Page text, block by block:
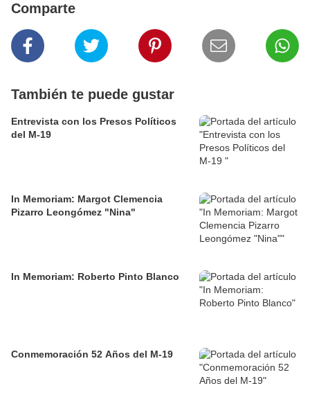
Comparte
También te puede gustar
Entrevista con los Presos Políticos
del M-19
In Memoriam: Margot Clemencia
Pizarro Leongómez "Nina"
In Memoriam: Roberto Pinto Blanco
Conmemoración 52 Años del M-19